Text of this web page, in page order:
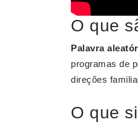
O que
Palavra
programas de
direções
O que